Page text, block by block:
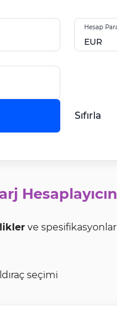
Hesap
EUR
Sıfırla
ve
seçimi